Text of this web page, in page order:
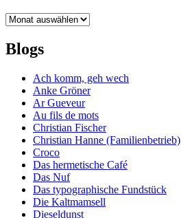
Archiv
Blogs
Ach komm, geh wech
Anke Gröner
Ar Gueveur
Au fils de mots
Christian Fischer
Christian Hanne (Familienbetrieb)
Croco
Das hermetische Café
Das Nuf
Das typographische Fundstück
Die Kaltmamsell
Dieseldunst